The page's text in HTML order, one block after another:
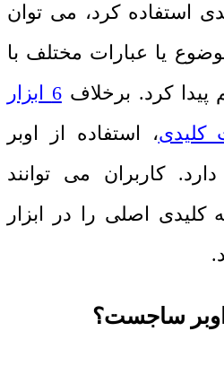
استفاده کرد، می توان
یا عبارات مختلف با
پیدا کرد. برخلاف
6 ابزار
کلیدی، استفاده از اوبر
کاربران می توانند
اوبر ساجست؟